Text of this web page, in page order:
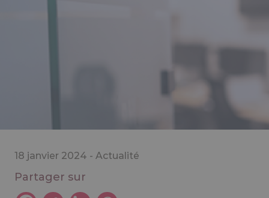
18 janvier 2024 - Actualité
Partager sur